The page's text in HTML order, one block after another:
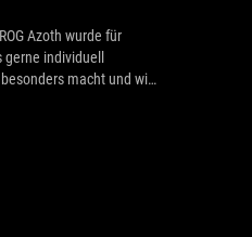
Azoth wurde für
gerne individuell
macht und wie